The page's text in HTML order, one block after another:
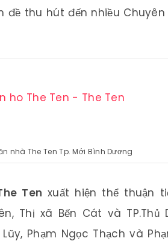
đề thu hút đến nhiều
nhà The Ten Tp. Mới Bình Dương
Ten xuất hiện thể thuận
Thị xã Bến Cát và TP.Thủ
Phạm Ngọc Thạch và